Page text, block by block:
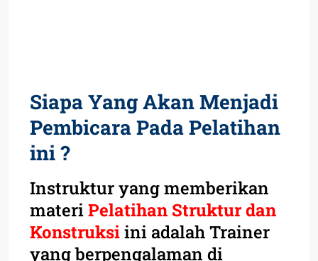
Siapa Yang Akan Menjadi
Pembicara Pada Pelatihan
ini ?
Instruktur yang memberikan
materiPelatihan Struktur dan
Konstruksiini adalah Trainer
yang berpengalaman di